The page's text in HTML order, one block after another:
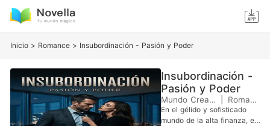
Inicio > Romance > Insubordinación - Pasión y Poder
Insubordinación -
Pasión y Poder
Mundo Creativo Romance
En el gélido y sofisticado
mundo de la alta finanza, el